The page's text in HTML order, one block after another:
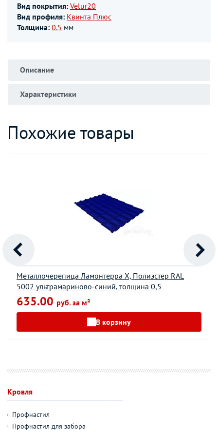
Вид покрытия: Velur20
Вид профиля: Квинта Плюс
Толщина: 0.5 мм
Описание
Характеристики
Похожие товары
Металлочерепица Ламонтерра Х, Полиэстер RAL
5002 ультрамариново-синий, толщина 0,5
635.00 руб. за м²
В корзину
Кровля
Профнастил
Профнастил для забора